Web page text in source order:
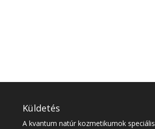
Küldetés
A kvantum natúr kozmetikumok speciális